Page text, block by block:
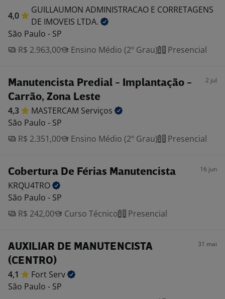
4,0
GUILLAUMON ADMINISTRACAO E CORRETAGENS
DE IMOVEIS LTDA.
São Paulo - SP
R$ 2.963,00
Ensino Médio (2º Grau) Presencial
Manutencista Predial - Implantação -
Carrão, Zona Leste
2 jul
4,3 MASTERCAM Serviços
São Paulo - SP
R$ 2.351,00
Ensino Médio (2º Grau) Presencial
Cobertura De Férias Manutencista 16 jun
KRQU4TRO
São Paulo - SP
R$ 242,00
Curso Técnico Presencial
AUXILIAR DE MANUTENCISTA
(CENTRO)
31 mai
4,1 Fort Serv
São Paulo - SP